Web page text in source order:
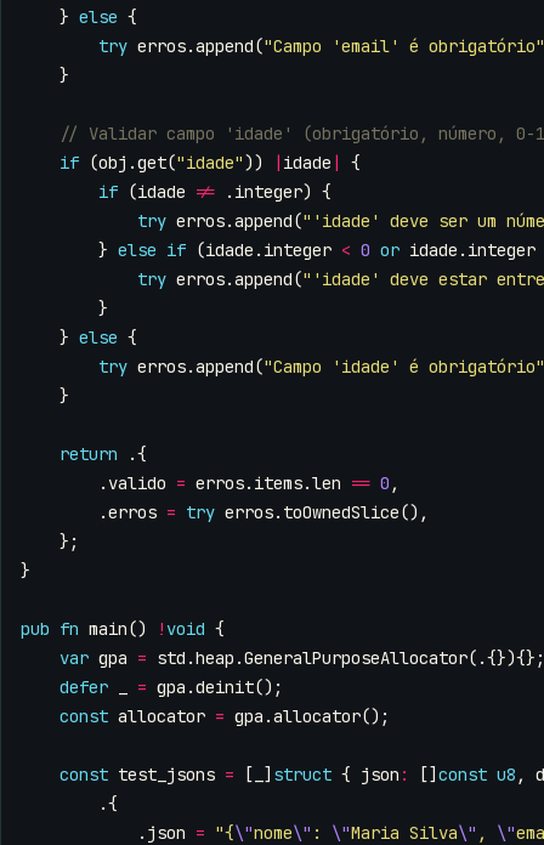
} else {
try erros.append("Campo 'email' é obrigatório"
}
if (obj .get("idade")) | idade |
{
if (idade != . integer) {
try erros.append("'idade' deve ser um
} else if (idade . integer < 0 or idade . integer
try erros.append("'idade' deve estar
}
} else {
try erros.append("Campo 'idade' é obrigatório"
}
return
.{
. valido = erros. items.len == 0 ,
.erros = try erros. toOwnedSlice(),
};
}
pub fn main() ! void {
var gpa = std .heap .GeneralPurposeAllocator(.{}){};
defer
= gpa .deinit();
const allocator = gpa .allocator();
const test_jsons = [ ] struct { json : [] const u8 ,
.{
. json = "{\"nome\" : \"Maria Silva\" , \"